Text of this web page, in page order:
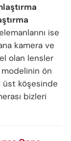
ise
kamera ve
olan lensler
modelinin ön
üst köşesinde
bizleri